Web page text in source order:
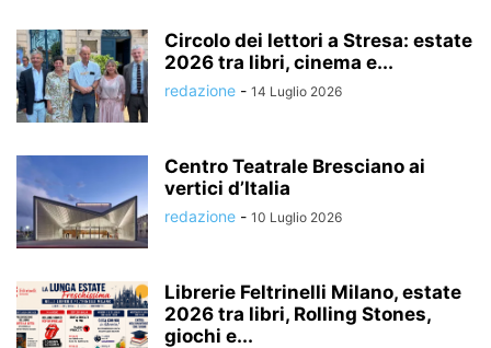
Circolo dei lettori a Stresa: estate
2026 tra libri, cinema e...
redazione - 14 Luglio 2026
Centro Teatrale Bresciano ai
vertici d’Italia
redazione - 10 Luglio 2026
Librerie Feltrinelli Milano, estate
2026 tra libri, Rolling Stones,
giochi e...